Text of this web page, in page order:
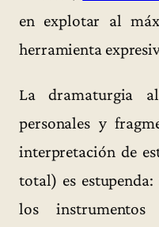
en explotar al
herramienta
La dramaturgia
personales y
interpretación de
total) es
los